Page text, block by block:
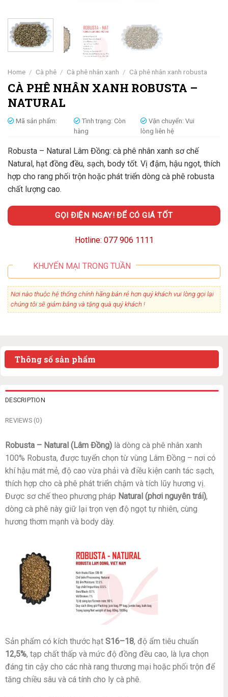
Home / Cà phê / Cà phê nhân xanh / Cà phê nhân xanh robusta
CÀ PHÊ NHÂN XANH ROBUSTA –
NATURAL
Mã sản phẩm: Tình trạng: Còn
hàng
Vận chuyển: Vui
lòng liên hệ
Robusta – Natural Lâm Đồng: cà phê nhân xanh sơ chế
Natural, hạt đồng đều, sạch, body tốt. Vị đậm, hậu ngọt, thích
hợp cho rang phối trộn hoặc phát triển dòng cà phê robusta
chất lượng cao.
GỌI ĐIỆN NGAY! ĐỂ CÓ GIÁ TỐT
Hotline: 077 906 1111
KHUYẾN MẠI TRONG TUẦN
Nơi nào thuộc hệ thống chính hãng bán rẻ hơn quý khách vui lòng gọi lại
chúng tôi sẽ giảm bằng và tặng quà quý khách !
Thông số sản phẩm
DESCRIPTION
REVIEWS (0)
Robusta – Natural (Lâm Đồng) là dòng cà phê nhân xanh
100% Robusta, được tuyển chọn từ vùng Lâm Đồng – nơi có
khí hậu mát mẻ, độ cao vừa phải và điều kiện canh tác sạch,
thích hợp cho cà phê phát triển chậm và tích lũy hương vị.
Được sơ chế theo phương pháp Natural (phơi nguyên trái),
dòng cà phê này giữ lại trọn vẹn độ ngọt tự nhiên, cùng
hương thơm mạnh và body dày.
Sản phẩm có kích thước hạt S16–18, độ ẩm tiêu chuẩn
12,5%, tạp chất thấp và mức độ đồng đều cao, là lựa chọn
đáng tin cậy cho các nhà rang thương mại hoặc phối trộn để
tăng chiều sâu và cá tính cho ly cà phê.